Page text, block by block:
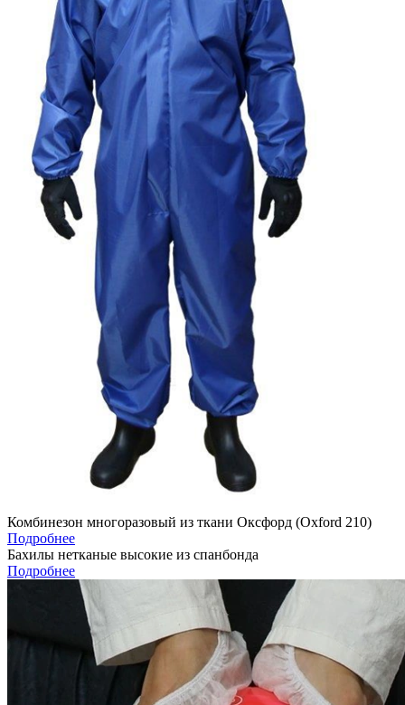
Комбинезон многоразовый из ткани Оксфорд (Oxford 210)
Подробнее
Бахилы нетканые высокие из спанбонда
Подробнее